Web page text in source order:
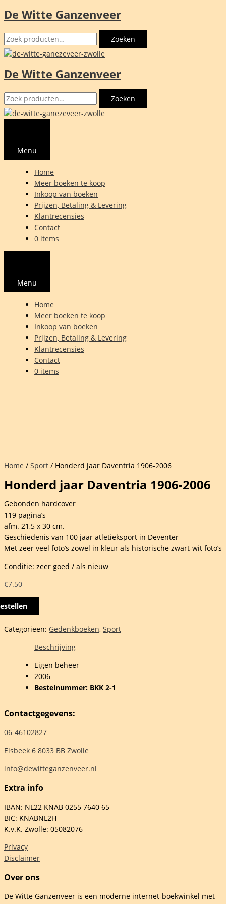
Ga
de
inhoud
De Witte Ganzenveer
Zoeken
naar:
Zoeken
De Witte Ganzenveer
Zoeken
naar:
Zoeken
Menu
Home
Meer boeken te koop
Inkoop van boeken
Prijzen, Betaling & Levering
Klantrecensies
Contact
0 items
Menu
Home
Meer boeken te koop
Inkoop van boeken
Prijzen, Betaling & Levering
Klantrecensies
Contact
0 items
Home / Sport / Honderd jaar Daventria 1906-2006
Honderd jaar Daventria 1906-2006
Gebonden hardcover
119 pagina’s
afm. 21,5 x 30 cm.
Geschiedenis van 100 jaar atletieksport in Deventer
Met zeer veel foto’s zowel in kleur als historische zwart-wit foto’s
Conditie: zeer goed / als nieuw
€7.50
Categorieën: Gedenkboeken, Sport
Beschrijving
Eigen beheer
2006
Bestelnummer: BKK 2-1
Contactgegevens:
06-46102827
Elsbeek 6 8033 BB Zwolle
info@dewitteganzenveer.nl
Extra info
IBAN: NL22 KNAB 0255 7640 65
BIC: KNABNL2H
K.v.K. Zwolle: 05082076
Privacy
Disclaimer
Over ons
De Witte Ganzenveer is een moderne internet-boekwinkel met